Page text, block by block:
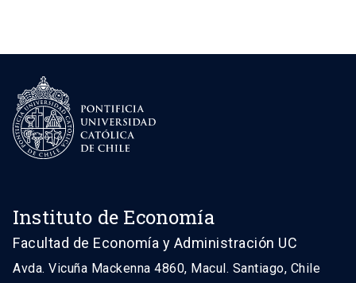
Instituto de Economía
Facultad de Economía y Administración UC
Avda. Vicuña Mackenna 4860, Macul. Santiago, Chile